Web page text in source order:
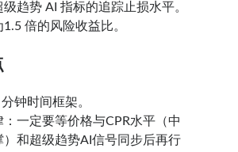
趋势 AI 指标的追踪止损水平。
倍的风险收益比。
钟时间框架。
一定要等价格与CPR水平（中
）和超级趋势AI信号同步后再行